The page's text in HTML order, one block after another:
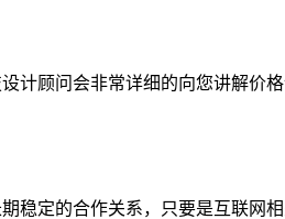
计顾问会非常详细的向您讲解价
稳定的合作关系，只要是互联网